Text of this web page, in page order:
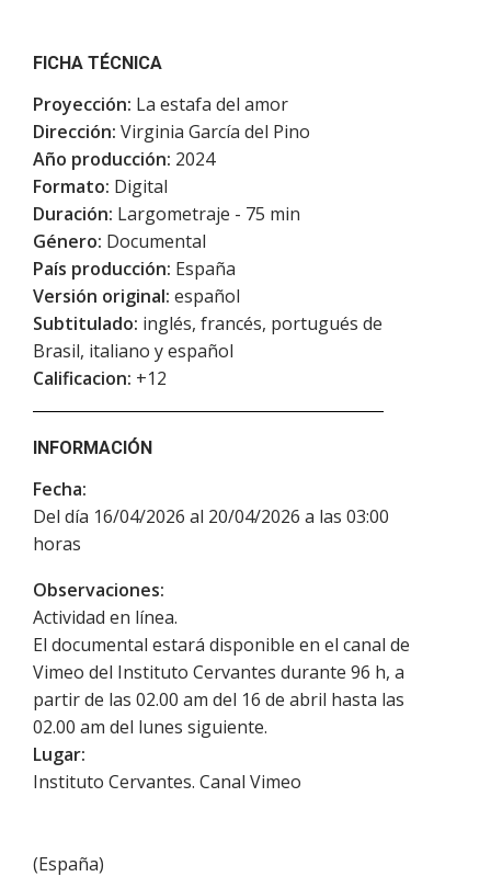
FICHA TÉCNICA
Proyección: La estafa del amor
Dirección: Virginia García del Pino
Año producción: 2024
Formato: Digital
Duración: Largometraje - 75 min
Género: Documental
País producción: España
Versión original: español
Subtitulado: inglés, francés, portugués de
Brasil, italiano y español
Calificacion: +12
INFORMACIÓN
Fecha:
Del día 16/04/2026 al 20/04/2026 a las 03:00
horas
Observaciones:
Actividad en línea.
El documental estará disponible en el canal de
Vimeo del Instituto Cervantes durante 96 h, a
partir de las 02.00 am del 16 de abril hasta las
02.00 am del lunes siguiente.
Lugar:
Instituto Cervantes. Canal Vimeo
(España)